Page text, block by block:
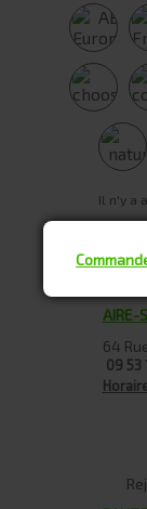
Il n'y a
AIRE-
64
09 53